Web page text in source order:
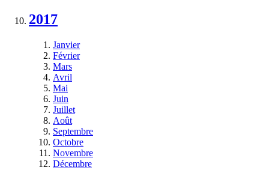
2017
Janvier
Février
Mars
Avril
Mai
Juin
Juillet
Août
Septembre
Octobre
Novembre
Décembre